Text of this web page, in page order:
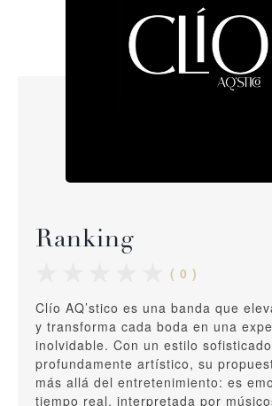
Ranking
( 0 )
Clío AQ’stico es una banda que
y transforma cada boda en una
inolvidable. Con un estilo
profundamente artístico, su
más allá del entretenimiento: es
tiempo real, interpretada por